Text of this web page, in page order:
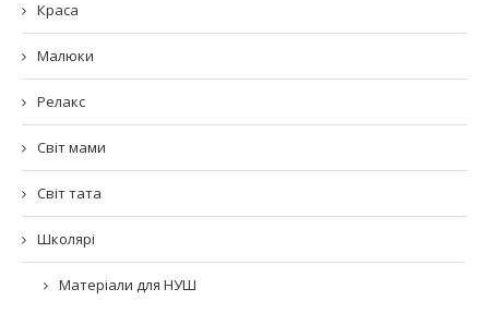
Краса
Малюки
Релакс
Світ мами
Світ тата
Школярі
Матеріали для НУШ